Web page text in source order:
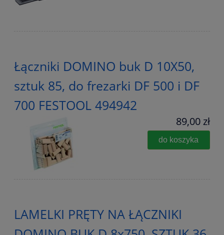
Łączniki DOMINO buk D 10X50,
sztuk 85, do frezarki DF 500 i DF
700 FESTOOL 494942
89,00 zł
do koszyka
LAMELKI PRĘTY NA ŁĄCZNIKI